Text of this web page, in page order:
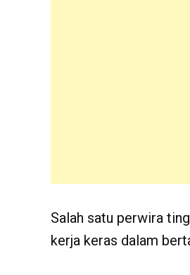
Salah satu perwira
kerja keras dalam